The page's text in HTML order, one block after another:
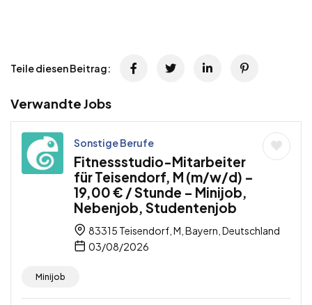
Teile diesen Beitrag:
Verwandte Jobs
Sonstige Berufe
Fitnessstudio-Mitarbeiter
für Teisendorf, M (m/w/d) –
19,00 € / Stunde – Minijob,
Nebenjob, Studentenjob
83315 Teisendorf, M, Bayern, Deutschland
03/08/2026
Minijob